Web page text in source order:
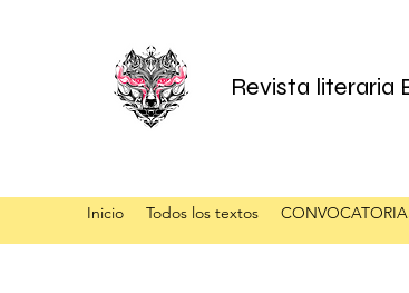
Revista literaria
Inicio Todos los textos